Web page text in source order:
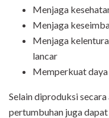
Menjaga
Menjaga
Menjaga
lancar
Memperkuat
Selain diproduksi
pertumbuhan juga